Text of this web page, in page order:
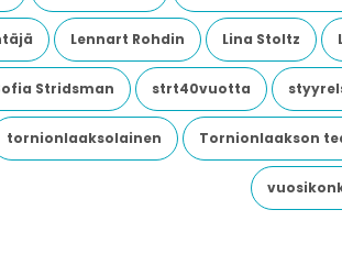
Lennart Rohdin Lina Stoltz
Stridsman strt40vuotta
tornionlaaksolainen Tornionlaakson